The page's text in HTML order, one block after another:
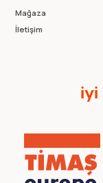
Mağaza
İletişim
iyi